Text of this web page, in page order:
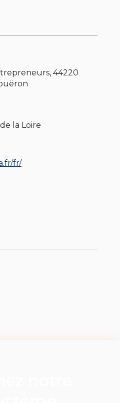
44220
la Loire
fr/